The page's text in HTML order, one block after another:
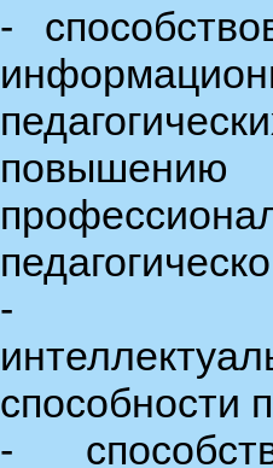
-
-
способности
-